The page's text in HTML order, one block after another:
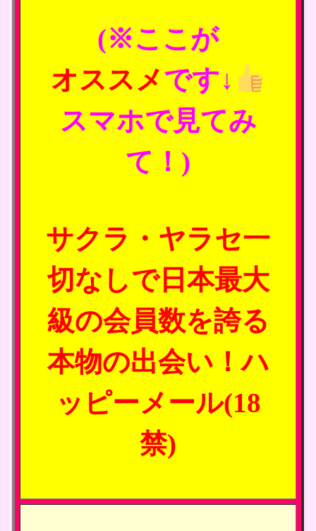
(※ここが
オススメです↓
スマホで見てみ
て！)
サクラ・ヤラセ一
切なしで日本最大
級の会員数を誇る
本物の出会い！ハ
ッピーメール(18
禁)